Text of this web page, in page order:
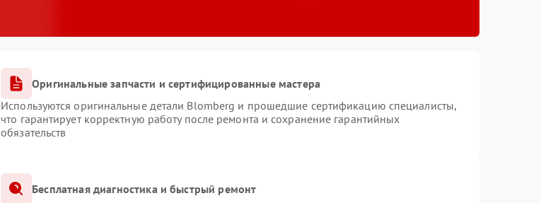
Оригинальные запчасти и сертифицированные мастера
Используются оригинальные детали Blomberg и прошедшие сертификацию специалисты,
что гарантирует корректную работу после ремонта и сохранение гарантийных
обязательств
Бесплатная диагностика и быстрый ремонт